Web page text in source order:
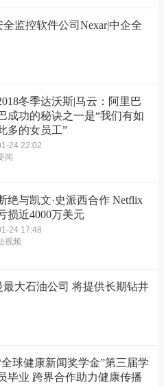
监控软件公司Nexar|中企全
冬季达沃斯|马云：阿里巴
成功的秘诀之一是“我们有如
多的女员工”
24 22:02
闻
绝与凯文·史派西合作 Netflix
损近4000万美元
24 17:48
视频
大石油公司 将提供长期钻井
全球健康新闻奖学金”第三届学
毕业 跨界合作助力健康传播